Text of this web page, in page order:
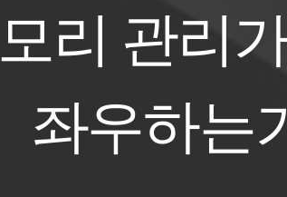
모리 관리
좌우하는